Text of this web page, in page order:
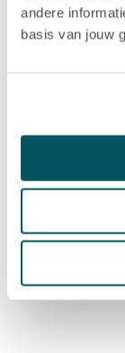
andere
basis van jouw